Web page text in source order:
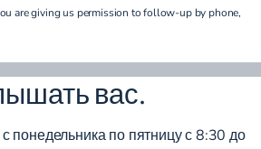
are giving us permission to follow-up by phone,
вас.
по пятницу с 8:30 до